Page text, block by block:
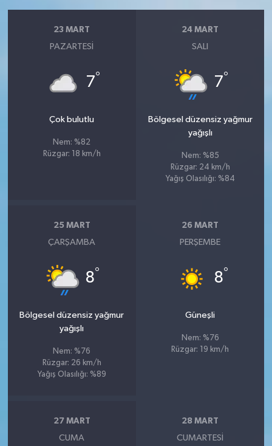
23 MART
PAZARTESI
7°
Çok bulutlu
Nem: %82
Rüzgar: 18 km/h
24 MART
SALI
7°
Bölgesel düzensiz yağmur
yağışlı
Nem: %85
Rüzgar: 24 km/h
Yağış Olasılığı: %84
25 MART
ÇARŞAMBA
8°
Bölgesel düzensiz yağmur
yağışlı
Nem: %76
Rüzgar: 26 km/h
Yağış Olasılığı: %89
26 MART
PERŞEMBE
8°
Güneşli
Nem: %76
Rüzgar: 19 km/h
27 MART
CUMA
28 MART
CUMARTESI